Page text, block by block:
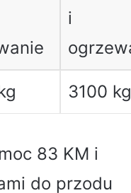
i
3100 kg
83 KM i
do przodu